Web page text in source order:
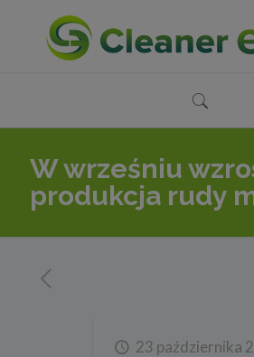
W wrześniu
produkcja rudy
23 października